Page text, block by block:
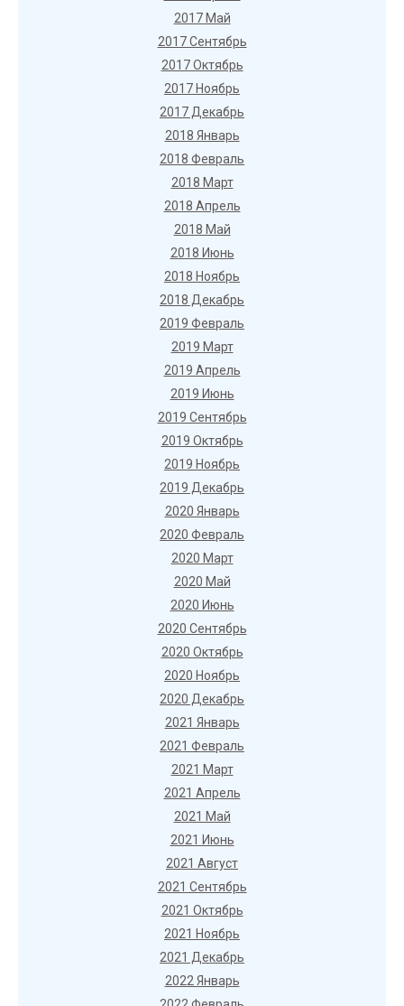
2017 Май
2017 Сентябрь
2017 Октябрь
2017 Ноябрь
2017 Декабрь
2018 Январь
2018 Февраль
2018 Март
2018 Апрель
2018 Май
2018 Июнь
2018 Ноябрь
2018 Декабрь
2019 Февраль
2019 Март
2019 Апрель
2019 Июнь
2019 Сентябрь
2019 Октябрь
2019 Ноябрь
2019 Декабрь
2020 Январь
2020 Февраль
2020 Март
2020 Май
2020 Июнь
2020 Сентябрь
2020 Октябрь
2020 Ноябрь
2020 Декабрь
2021 Январь
2021 Февраль
2021 Март
2021 Апрель
2021 Май
2021 Июнь
2021 Август
2021 Сентябрь
2021 Октябрь
2021 Ноябрь
2021 Декабрь
2022 Январь